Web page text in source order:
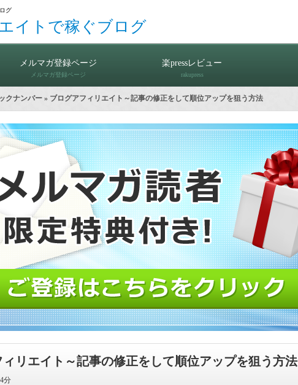
グ
イトで稼ぐブログ
メルマガ登録ページ
メルマガ登録ページ
楽pressレビュー
rakupress
クナンバー » ブログアフィリエイト～記事の修正をして順位アップを狙う方法
リエイト～記事の修正をして順位アップを狙う方法
分